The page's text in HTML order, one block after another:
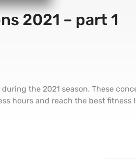
2021 – part 1
the 2021 season. These
hours and reach the best fitness